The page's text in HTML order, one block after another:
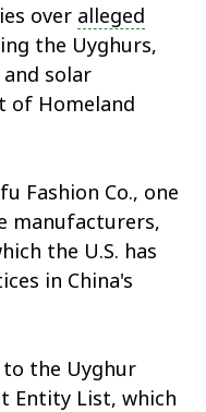
over alleged
the Uyghurs,
solar
of Homeland
Fashion Co., one
manufacturers,
the U.S. has
in China's
to the Uyghur
Entity List, which